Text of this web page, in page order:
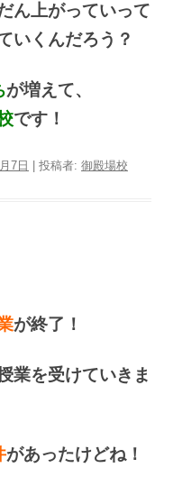
ん上がっていって
いくんだろう？
が増えて、
です！
7日 投稿者: 御殿場校
が終了！
業を受けていきま
があったけどね！